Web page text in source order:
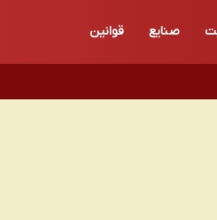
صنایع قوانین